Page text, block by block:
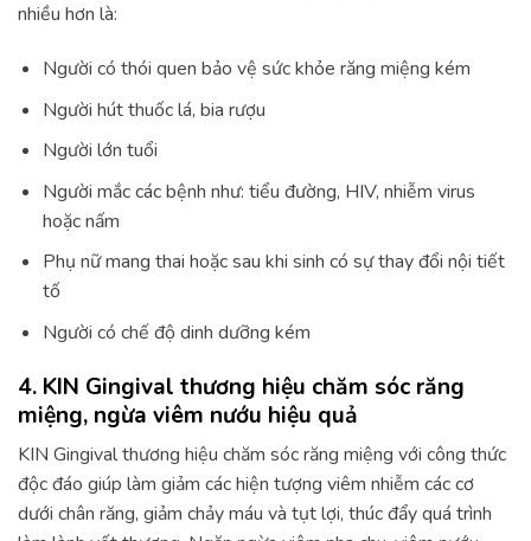
nhiều hơn là:
Người có thói quen bảo vệ sức khỏe răng miệng kém
Người hút thuốc lá, bia rượu
Người lớn tuổi
Người mắc các bệnh như: tiểu đường, HIV, nhiễm virus
hoặc nấm
Phụ nữ mang thai hoặc sau khi sinh có sự thay đổi nội tiết
tố
Người có chế độ dinh dưỡng kém
4. KIN Gingival thương hiệu chăm sóc răng
miệng, ngừa viêm nướu hiệu quả
KIN Gingival thương hiệu chăm sóc răng miệng với công thức
độc đáo giúp làm giảm các hiện tượng viêm nhiễm các cơ
dưới chân răng, giảm chảy máu và tụt lợi, thúc đẩy quá trình